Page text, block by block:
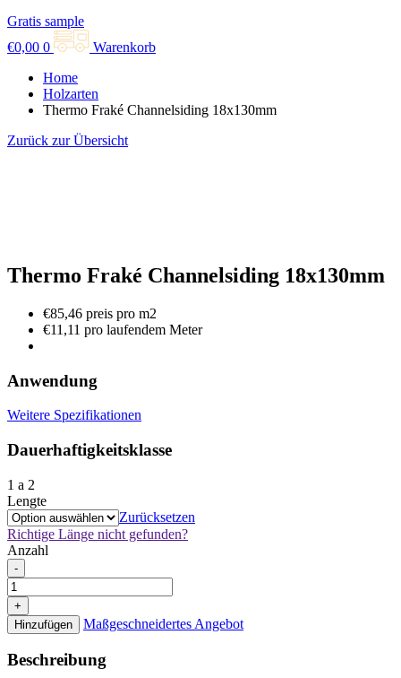
Gratis sample
€0,00 0
Warenkorb
Home
Holzarten
Thermo Fraké Channelsiding 18x130mm
Zurück zur Übersicht
Thermo Fraké Channelsiding 18x130mm
€85,46 preis pro m2
€11,11 pro laufendem Meter
Anwendung
Weitere Spezifikationen
Dauerhaftigkeitsklasse
1 a 2
Lengte
Zurücksetzen
Richtige Länge nicht gefunden?
Anzahl
Thermo
Fraké
Channelsiding
18x130mm
Menge
-
+
Hinzufügen
Maßgeschneidertes Angebot
Beschreibung